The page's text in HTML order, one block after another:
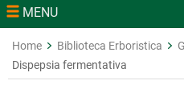
MENU
Home Biblioteca Erboristica
Dispepsia fermentativa